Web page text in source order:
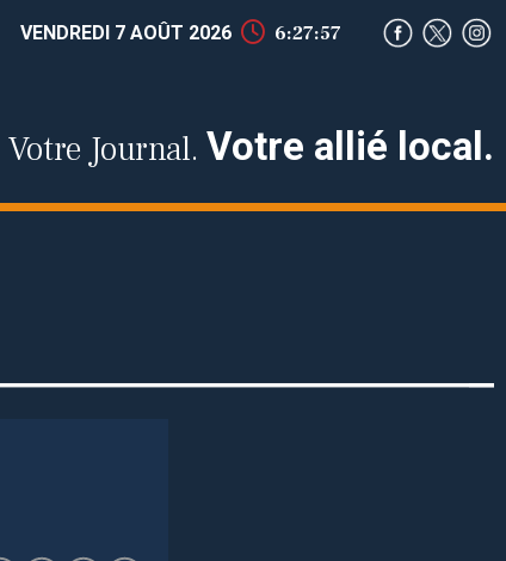
VENDREDI 7 AOÛT 2026 6:27:57
Votre Journal. Votre allié local.